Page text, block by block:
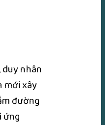
nhân
mới xây
đường
ứng